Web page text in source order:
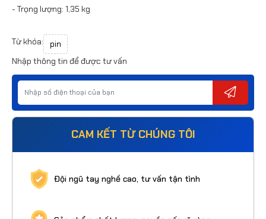
- Trọng lượng: 1,35 kg
Từ khóa: pin
Nhập thông tin để được tư vấn
CAM KẾT TỪ CHÚNG TÔI
Đội ngũ tay nghề cao, tư vấn tận tình